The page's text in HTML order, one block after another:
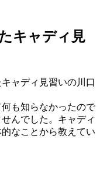
キャディ見
ャディ見習いの川口
も知らなかったので
んでした。キャディ
なことから教えてい